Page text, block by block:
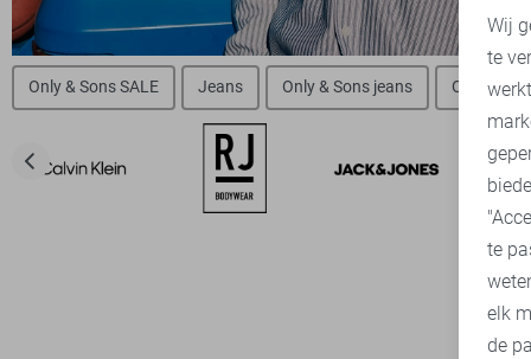
Only & Sons SALE Jeans Only & Sons jeans Only &
Wij
te
te
elk
de